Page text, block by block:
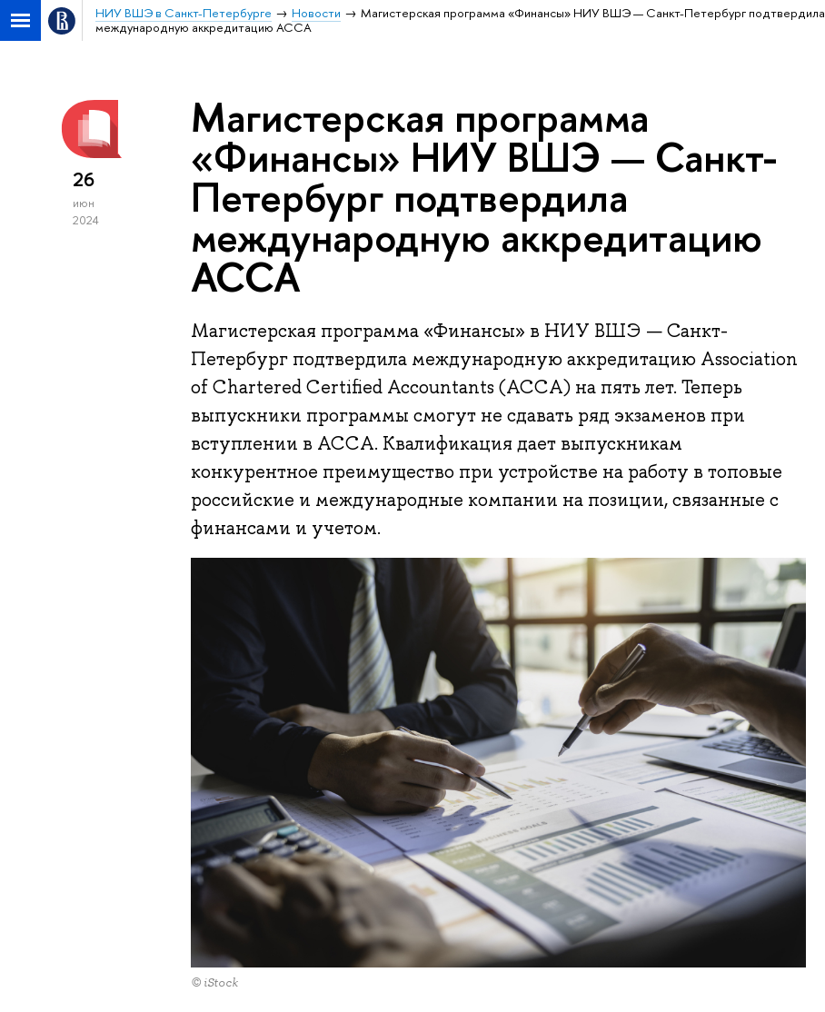
НИУ ВШЭ в Санкт-Петербурге Новости
Магистерская программа «Финансы» НИУ ВШЭ — Санкт-Петербург подтвердила
международную аккредитацию ACCA
26
июн
2024
Магистерская программа
«Финансы» НИУ ВШЭ — Санкт-
Петербург подтвердила
международную аккредитацию
ACCA
Магистерская программа «Финансы» в НИУ ВШЭ — Санкт-
Петербург подтвердила международную аккредитацию Association
of Chartered Certified Accountants (ACCA) на пять лет. Теперь
выпускники программы смогут не сдавать ряд экзаменов при
вступлении в АССА. Квалификация дает выпускникам
конкурентное преимущество при устройстве на работу в топовые
российские и международные компании на позиции, связанные с
финансами и учетом.
© iStock